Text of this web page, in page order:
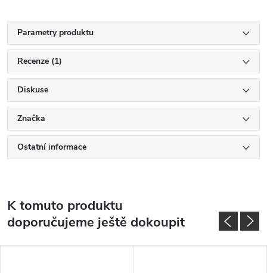
Parametry produktu
Recenze (1)
Diskuse
Značka
Ostatní informace
K tomuto produktu
doporučujeme ještě dokoupit